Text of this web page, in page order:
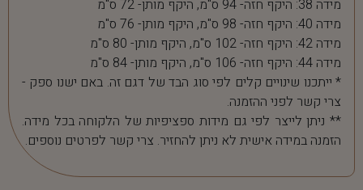
מידה 38: היקף חזה- 94 ס"מ, היקף מותן- 72 ס"מ
מידה 40: היקף חזה- 98 ס"מ, היקף מותן- 76 ס"מ
מידה 42: היקף חזה- 102 ס"מ, היקף מותן- 80 ס"מ
מידה 44: היקף חזה- 106 ס"מ, היקף מותן- 84 ס"מ
* ייתכנו שינויים קלים לפי סוג הבד של דגם זה. באם ישנו ספק -
צרי קשר לפני ההזמנה.
** ניתן לייצר לפי גם מידות ספציפיות של הלקוחה בכל מידה.
הזמנה במידה אישית לא ניתן להחזיר. צרי קשר לפרטים נוספים.